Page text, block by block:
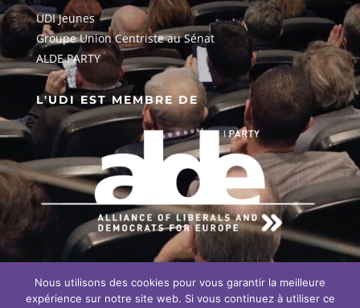
UDI Jeunes
Groupe Union Centriste au Sénat
ALDE PARTY
L'UDI EST MEMBRE DE
EN SAVOIR PLUS SUR NOTRE
ENGAGEMENT EUROPÉEN
Nous utilisons des cookies pour vous garantir la meilleure
expérience sur notre site web. Si vous continuez à utiliser ce